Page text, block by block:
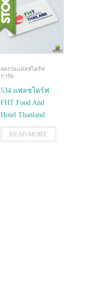
ผลงานแฟลชไดร์ฟ
การ์ด
534 แฟลชไดร์ฟ
FHT Food And
Hotel Thanland
READ MORE